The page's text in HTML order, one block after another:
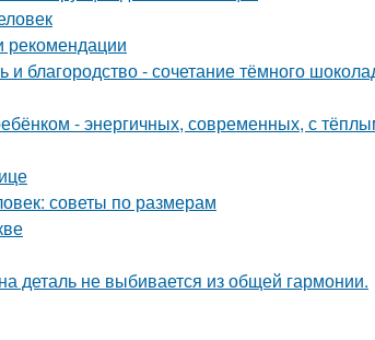
рекомендации
и благородство - сочетание тёмного
- энергичных, современных, с
советы по размерам
деталь не выбивается из общей гармонии.